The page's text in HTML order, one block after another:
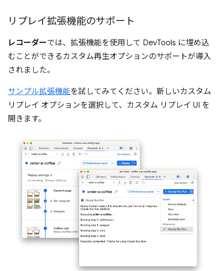
リプレイ拡張機能のサポート
レコーダーでは、拡張機能を使用して DevTools に埋め込
むことができるカスタム再生オプションのサポートが導入
されました。
サンプル拡張機能を試してみてください。新しいカスタム
リプレイ オプションを選択して、カスタム リプレイ UI を
開きます。